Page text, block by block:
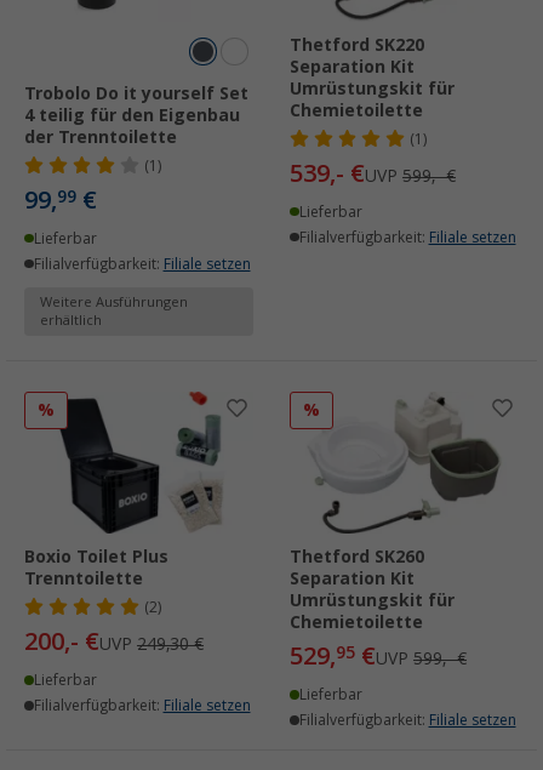
Trobolo Do it yourself Set
4 teilig für den Eigenbau
der Trenntoilette
(1)
99,99 €
Lieferbar
Filialverfügbarkeit: Filiale setzen
Weitere Ausführungen
erhältlich
Thetford SK220
Separation Kit
Umrüstungskit für
Chemietoilette
(1)
539,- €UVP 599,- €
Lieferbar
Filialverfügbarkeit: Filiale setzen
%
Boxio Toilet Plus
Trenntoilette
(2)
200,- €UVP 249,30 €
Lieferbar
Filialverfügbarkeit: Filiale setzen
%
Thetford SK260
Separation Kit
Umrüstungskit für
Chemietoilette
529,95 €UVP 599,- €
Lieferbar
Filialverfügbarkeit: Filiale setzen